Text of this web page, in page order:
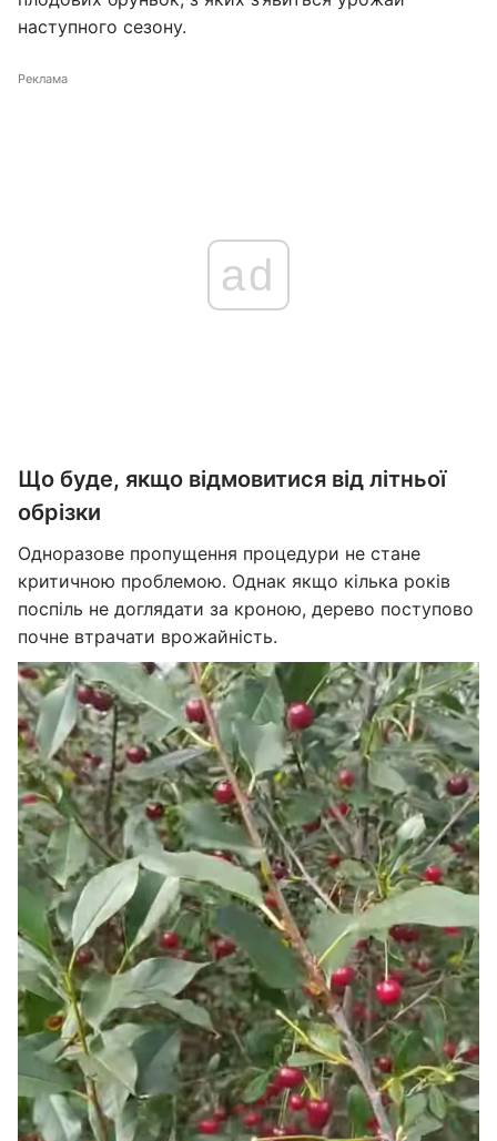
наступного сезону.
Реклама
ad
Що буде, якщо відмовитися від літньої
обрізки
Одноразове пропущення процедури не стане
критичною проблемою. Однак якщо кілька років
поспіль не доглядати за кроною, дерево поступово
почне втрачати врожайність.